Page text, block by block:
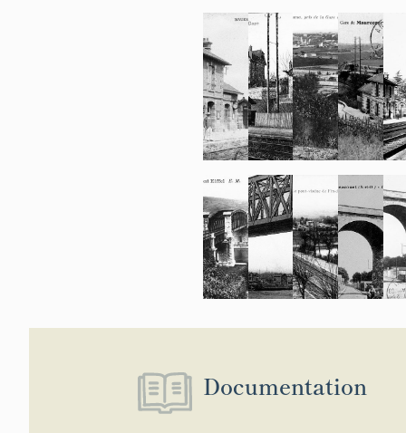
Documentation